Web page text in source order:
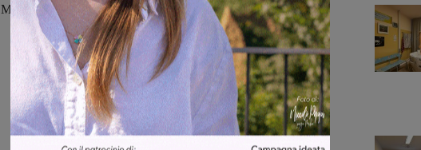
Mercatale!”